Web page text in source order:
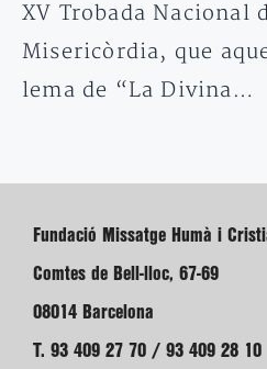
XV Trobada Nacional
Misericòrdia, que
lema de “La Divina…
Fundació Missatge Humà i
Comtes de Bell-lloc, 67-69
08014 Barcelona
T. 93 409 27 70 / 93 409 28 10